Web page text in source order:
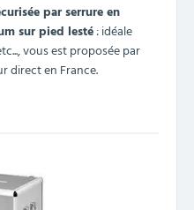
par serrure en
sur pied lesté: idéale
vous est proposée par
direct en France.